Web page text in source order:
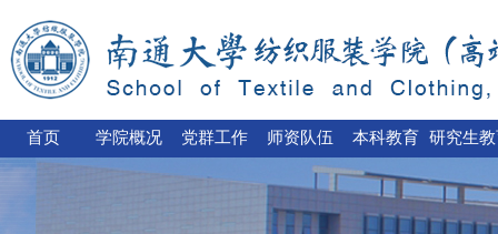
首页 学院概况 党群工作 师资队伍 本科教育 研究生